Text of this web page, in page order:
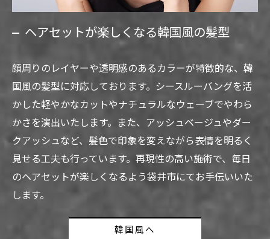
ヘアセットが楽しくなる韓国風の髪型
顔周りのレイヤーや透明感のあるカラーが特徴的な、韓
国風の髪型に対応しております。シースルーバングを活
かした軽やかなカットやナチュラルなウェーブでやわら
かさを演出いたします。また、アッシュベージュやダー
クアッシュなど、髪色で印象を変えながら表情を明るく
見せる工夫も行っています。再現性の高い施術で、毎日
のヘアセットが楽しくなるよう袋井市にてお手伝いいた
します。
韓国風へ